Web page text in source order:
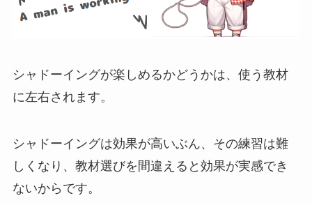
シャドーイングが楽しめるかどうかは、使う教材
に左右されます。
シャドーイングは効果が高いぶん、その練習は難
しくなり、教材選びを間違えると効果が実感でき
ないからです。